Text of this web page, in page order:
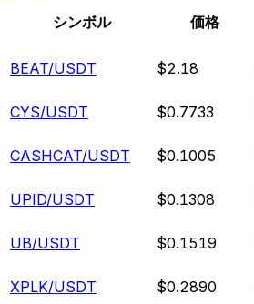
シンボル
価格
BEAT/USDT $2.18
CYS/USDT $0.7733
CASHCAT/USDT $0.1005
UPID/USDT $0.1308
UB/USDT $0.1519
XPLK/USDT $0.2890